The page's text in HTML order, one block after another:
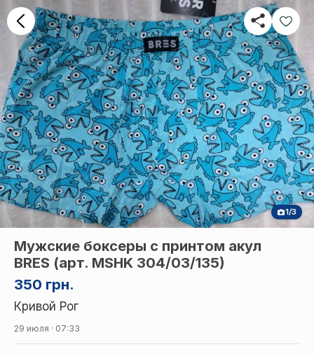
1/3
350 грн.
Мужские боксеры с принтом акул
BRES (арт. МSHK 304/03/135)
Кривой Рог
29 июля · 07:33